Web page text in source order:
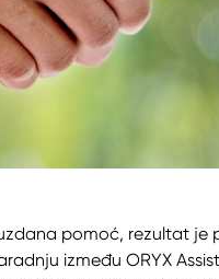
pomoć, rezultat je
između ORYX